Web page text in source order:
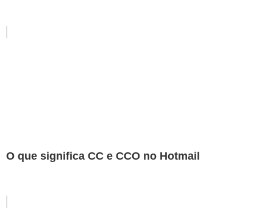
O que significa CC e CCO no Hotmail